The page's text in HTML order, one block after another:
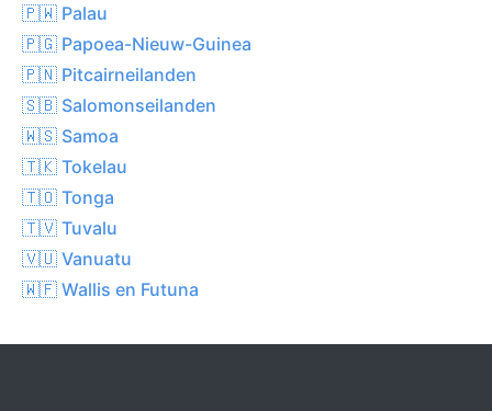
🇵🇼 Palau
🇵🇬 Papoea-Nieuw-Guinea
🇵🇳 Pitcairneilanden
🇸🇧 Salomonseilanden
🇼🇸 Samoa
🇹🇰 Tokelau
🇹🇴 Tonga
🇹🇻 Tuvalu
🇻🇺 Vanuatu
🇼🇫 Wallis en Futuna